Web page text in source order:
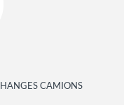
CAMIONS